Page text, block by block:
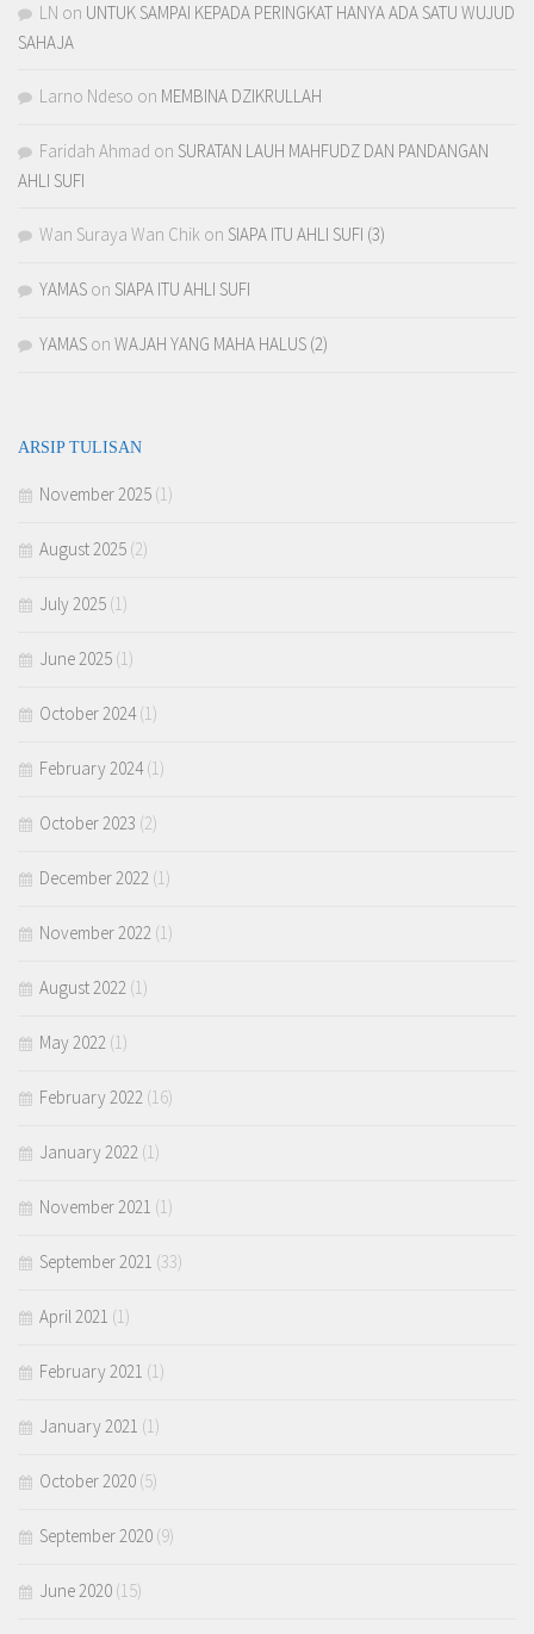
LN on UNTUK SAMPAI KEPADA PERINGKAT HANYA ADA SATU WUJUD
SAHAJA
Larno Ndeso on MEMBINA DZIKRULLAH
Faridah Ahmad on SURATAN LAUH MAHFUDZ DAN PANDANGAN
AHLI SUFI
Wan Suraya Wan Chik on SIAPA ITU AHLI SUFI (3)
YAMAS on SIAPA ITU AHLI SUFI
YAMAS on WAJAH YANG MAHA HALUS (2)
ARSIP TULISAN
November 2025 (1)
August 2025 (2)
July 2025 (1)
June 2025 (1)
October 2024(1)
February 2024(1)
October 2023 (2)
December 2022 (1)
November 2022 (1)
August 2022 (1)
May 2022 (1)
February 2022 (16)
January 2022 (1)
November 2021 (1)
September 2021 (33)
April 2021 (1)
February 2021 (1)
January 2021 (1)
October 2020 (5)
September 2020 (9)
June 2020 (15)